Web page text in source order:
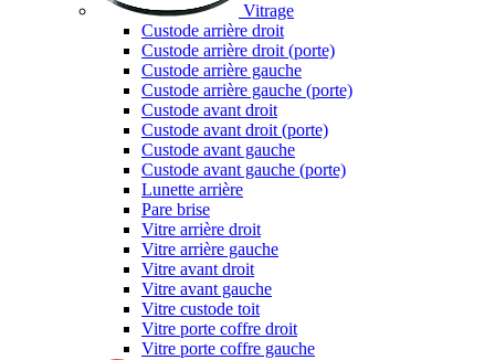
Vitrage
Custode arrière droit
Custode arrière droit (porte)
Custode arrière gauche
Custode arrière gauche (porte)
Custode avant droit
Custode avant droit (porte)
Custode avant gauche
Custode avant gauche (porte)
Lunette arrière
Pare brise
Vitre arrière droit
Vitre arrière gauche
Vitre avant droit
Vitre avant gauche
Vitre custode toit
Vitre porte coffre droit
Vitre porte coffre gauche